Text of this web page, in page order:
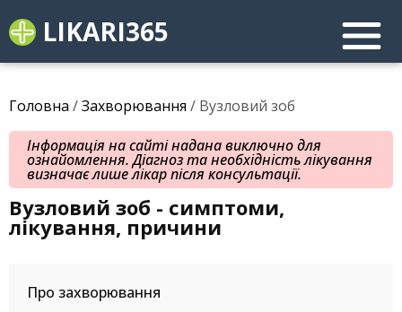
LIKARI365
Головна /Захворювання / Вузловий зоб
Інформація на сайті надана виключно для
ознайомлення. Діагноз та необхідність лікування
визначає лише лікар після консультації.
Вузловий зоб - симптоми,
лікування, причини
Про захворювання